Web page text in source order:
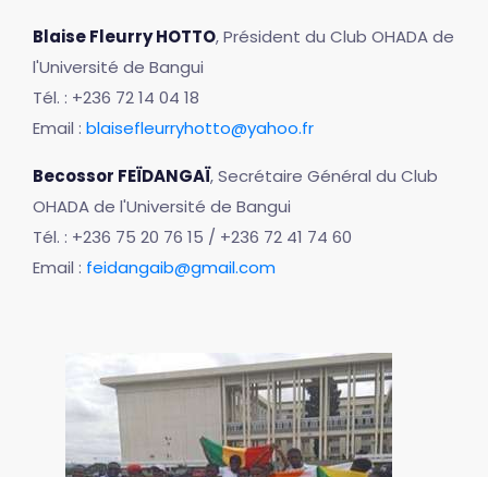
Blaise Fleurry HOTTO, Président du Club OHADA de
l'Université de Bangui
Tél. : +236 72 14 04 18
Email : blaisefleurryhotto@yahoo.fr
Becossor FEÏDANGAÏ, Secrétaire Général du Club
OHADA de l'Université de Bangui
Tél. : +236 75 20 76 15 / +236 72 41 74 60
Email : feidangaib@gmail.com